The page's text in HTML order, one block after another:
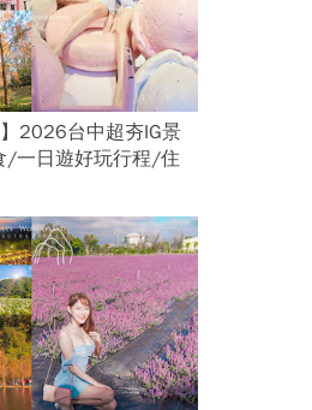
】2026台中超夯IG景
一日遊好玩行程/住